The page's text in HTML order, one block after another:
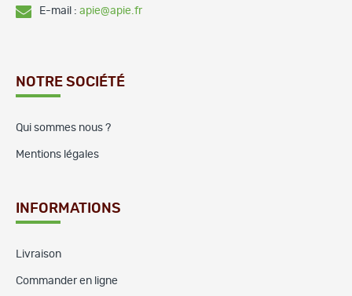
E-mail : apie@apie.fr
NOTRE SOCIÉTÉ
Qui sommes nous ?
Mentions légales
INFORMATIONS
Livraison
Commander en ligne